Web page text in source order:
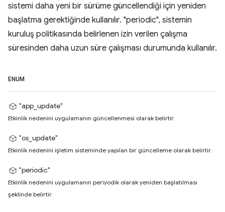
sistemi daha yeni bir sürüme güncellendiği için yeniden
başlatma gerektiğinde kullanılır. "periodic", sistemin
kuruluş politikasında belirlenen izin verilen çalışma
süresinden daha uzun süre çalışması durumunda kullanılır.
ENUM
"app_update"
Etkinlik nedenini uygulamanın güncellenmesi olarak belirtir.
"os_update"
Etkinlik nedenini işletim sisteminde yapılan bir güncelleme olarak belirtir.
"periodic"
Etkinlik nedenini uygulamanın periyodik olarak yeniden başlatılması
şeklinde belirtir.